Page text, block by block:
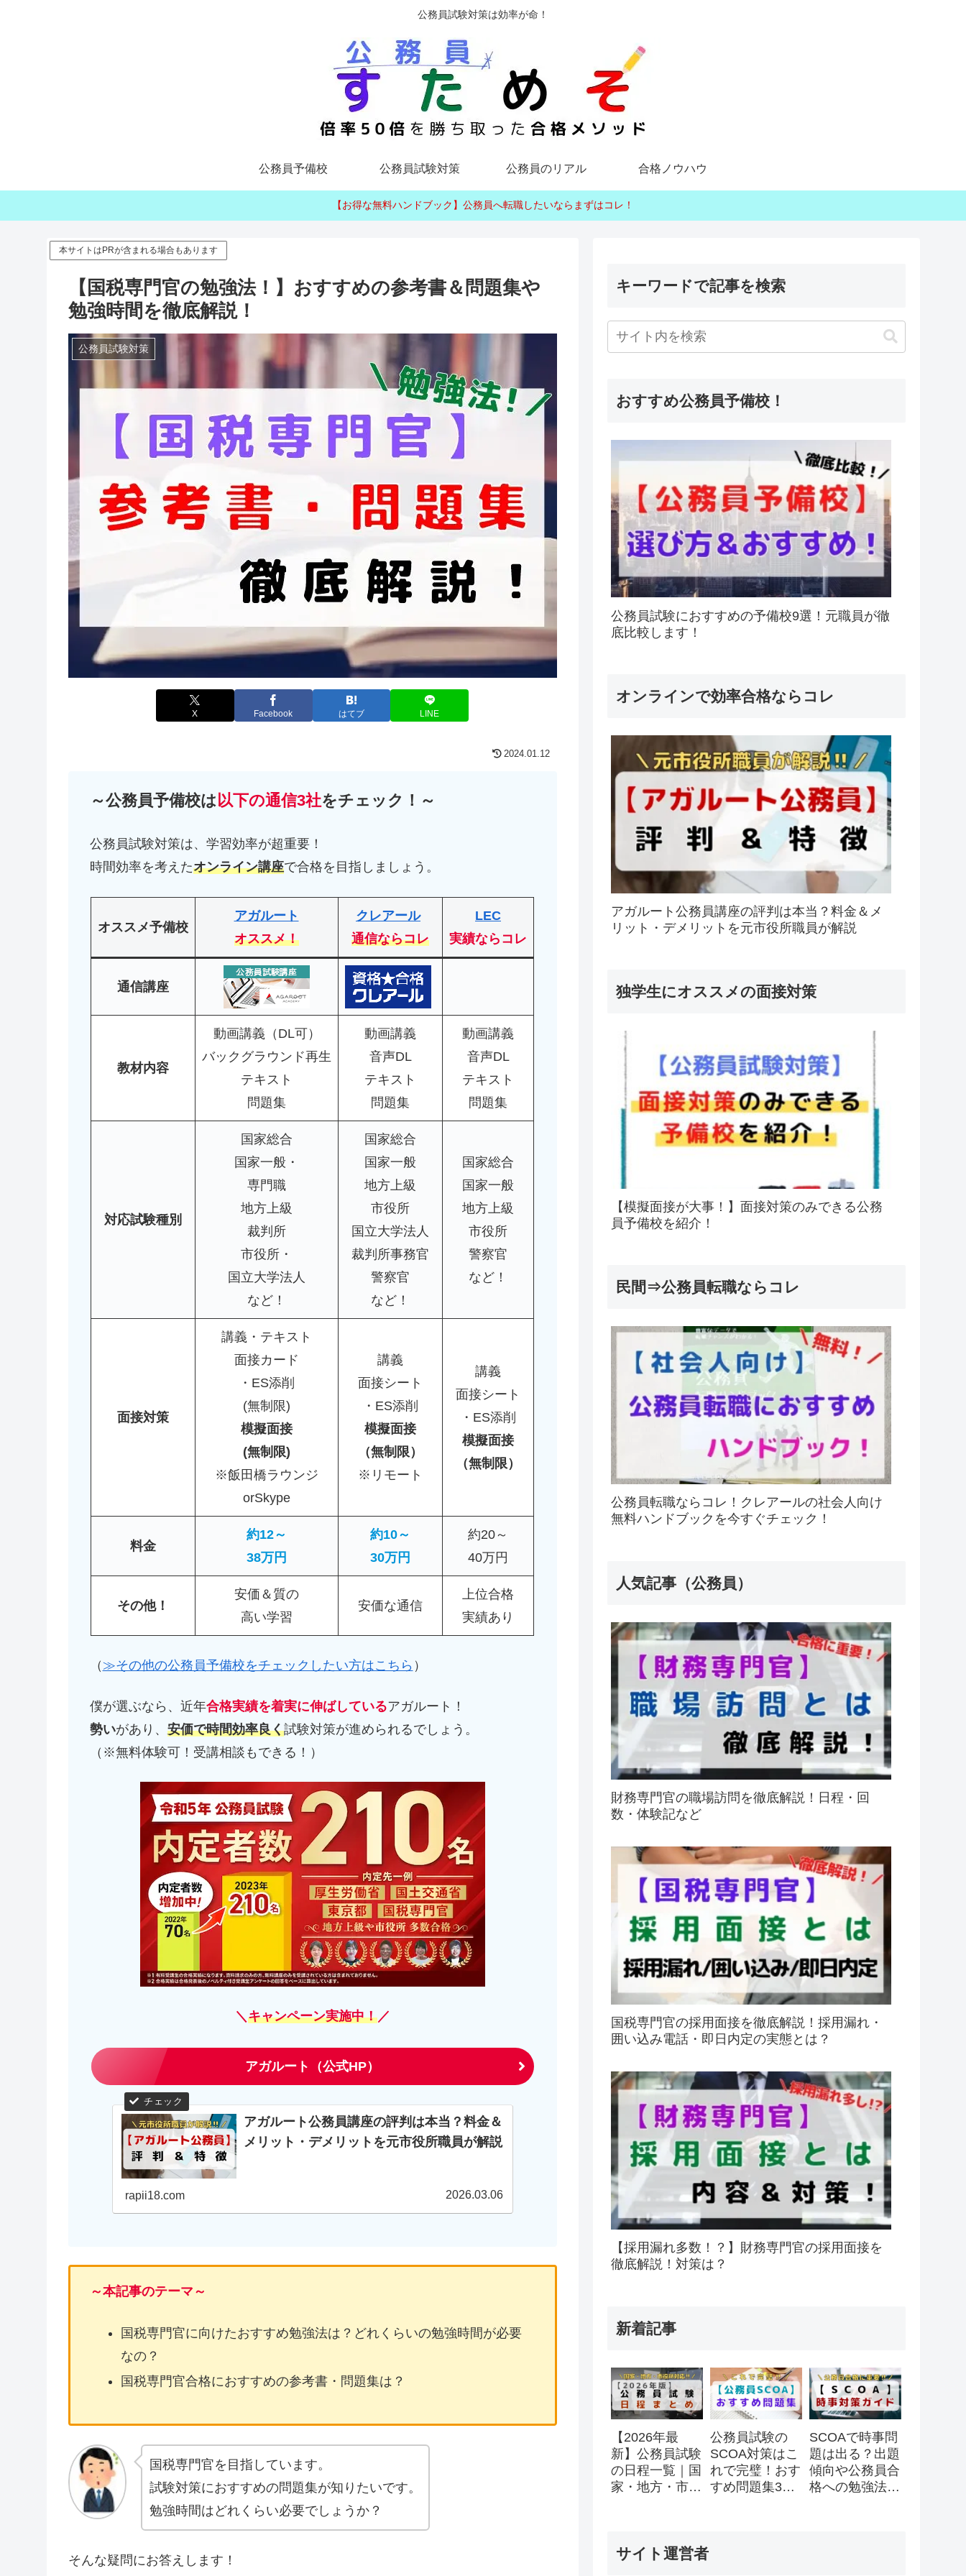
公務員試験対策は効率が命！
公務員予備校 公務員試験対策 公務員のリアル 合格ノウハウ
【お得な無料ハンドブック】公務員へ転職したいならまずはコレ！
本サイトはPRが含まれる場合もあります
【国税専門官の勉強法！】おすすめの参考書＆問題集や
勉強時間を徹底解説！
公務員試験対策
X Facebook はてブ LINE
2024.01.12
～公務員予備校は以下の通信3社をチェック！～
公務員試験対策は、学習効率が超重要！
時間効率を考えたオンライン講座で合格を目指しましょう。
オススメ予備校
アガルート
オススメ！
クレアール
通信ならコレ
LEC
実績ならコレ
通信講座
教材内容
動画講義（DL可）
バックグラウンド再生
テキスト
問題集
動画講義
音声DL
テキスト
問題集
動画講義
音声DL
テキスト
問題集
対応試験種別
国家総合
国家一般・
専門職
地方上級
裁判所
市役所・
国立大学法人
など！
国家総合
国家一般
地方上級
市役所
国立大学法人
裁判所事務官
警察官
など！
国家総合
国家一般
地方上級
市役所
警察官
など！
面接対策
講義・テキスト
面接カード
・ES添削
(無制限)
模擬面接
(無制限)
※飯田橋ラウンジ
orSkype
講義
面接シート
・ES添削
模擬面接
（無制限）
※リモート
講義
面接シート
・ES添削
模擬面接
（無制限）
料金
約12～
38万円
約10～
30万円
約20～
40万円
その他！
安価＆質の
高い学習
安価な通信
上位合格
実績あり
（ ≫その他の公務員予備校をチェックしたい方はこちら ）
僕が選ぶなら、近年合格実績を着実に伸ばしているアガルート！
勢いがあり、 安価で時間効率良く試験対策が進められるでしょう。
（※無料体験可！受講相談もできる！）
＼キャンペーン実施中！／
アガルート（公式HP）
アガルート公務員講座の評判は本当？料金＆
メリット・デメリットを元市役所職員が解説
rapii18.com 2026.03.06
～本記事のテーマ～
国税専門官に向けたおすすめ勉強法は？どれくらいの勉強時間が必要
なの？
国税専門官合格におすすめの参考書・問題集は？
国税専門官を目指しています。
試験対策におすすめの問題集が知りたいです。
勉強時間はどれくらい必要でしょうか？
そんな疑問にお答えします！
キーワードで記事を検索
おすすめ公務員予備校！
公務員試験におすすめの予備校9選！元職員が徹
底比較します！
オンラインで効率合格ならコレ
アガルート公務員講座の評判は本当？料金＆メ
リット・デメリットを元市役所職員が解説
独学生にオススメの面接対策
【模擬面接が大事！】面接対策のみできる公務
員予備校を紹介！
民間⇒公務員転職ならコレ
公務員転職ならコレ！クレアールの社会人向け
無料ハンドブックを今すぐチェック！
人気記事（公務員）
財務専門官の職場訪問を徹底解説！日程・回
数・体験記など
国税専門官の採用面接を徹底解説！採用漏れ・
囲い込み電話・即日内定の実態とは？
【採用漏れ多数！？】財務専門官の採用面接を
徹底解説！対策は？
新着記事
【2026年最
新】公務員試験
の日程一覧｜国
家・地方・市役
公務員試験の
SCOA対策はこ
れで完璧！おす
すめ問題集3
SCOAで時事問
題は出る？出題
傾向や公務員合
格への勉強法を
サイト運営者